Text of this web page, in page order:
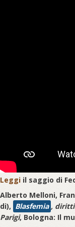
Leggi il saggio di
Alberto Melloni,
di), Blasfemia , diritti
Parigi, Bologna: Il